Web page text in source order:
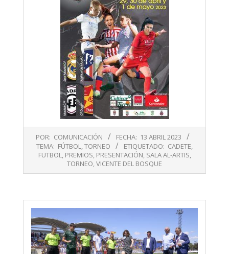
POR: COMUNICACIÓN FECHA: 13 ABRIL 2023
TEMA: FÚTBOL,TORNEO ETIQUETADO: CADETE,
FUTBOL, PREMIOS, PRESENTACIÓN, SALA AL-ARTIS,
TORNEO,VICENTE DEL BOSQUE